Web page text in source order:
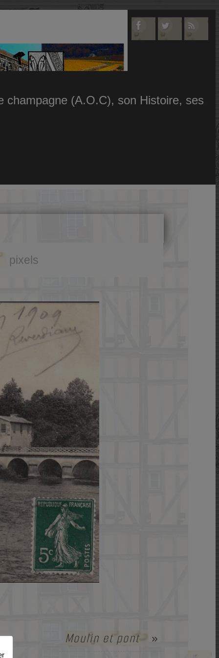
champagne (A.O.C), son Histoire, ses
pixels
Moulin et pont »